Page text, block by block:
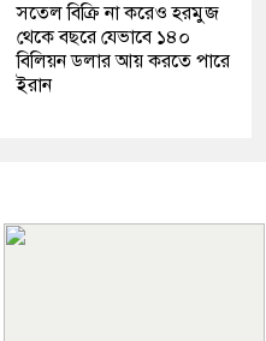
সতেল বিক্রি না করেও হরমুজ
থেকে বছরে যেভাবে ১৪০
বিলিয়ন ডলার আয় করতে পারে
ইরান